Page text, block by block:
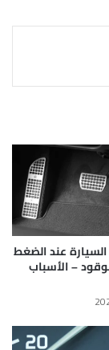
عند الضغط
– الأسباب